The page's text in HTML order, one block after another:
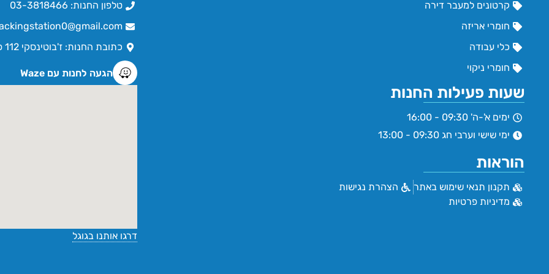
קרטונים למעבר דירה
חומרי אריזה
כלי עבודה
חומרי ניקוי
טלפון החנות: 03-3818466
כתובת החנות: ז'בוטינסקי 112 פתח תקווה
הגעה לחנות עם Waze
שעות פעילות החנות
ימים א'-ה' 09:30 - 16:00
ימי שישי וערבי חג 09:30 - 13:00
הוראות
תקנון תנאי שימוש באתר
הצהרת נגישות
מדיניות פרטיות
דרגו אותנו בגוגל